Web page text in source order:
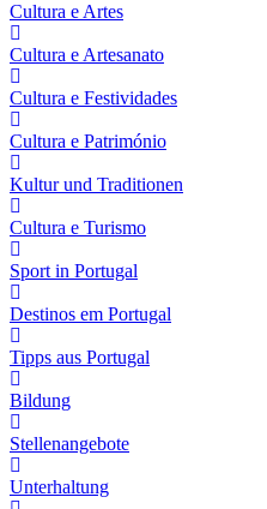
Cultura e Artes
Cultura e Artesanato
Cultura e Festividades
Cultura e Património
Kultur und Traditionen
Cultura e Turismo
Sport in Portugal
Destinos em Portugal
Tipps aus Portugal
Bildung
Stellenangebote
Unterhaltung